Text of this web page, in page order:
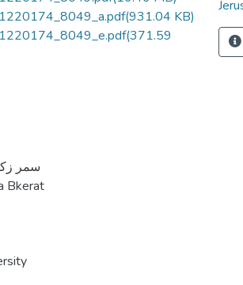
(931.04 KB)
(371.59
سمر
Bkerat